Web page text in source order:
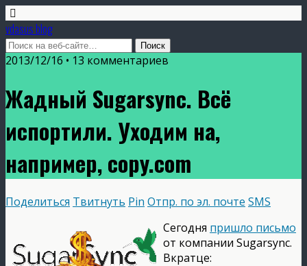
vdasus blog
2013/12/16 • 13 комментариев
Жадный Sugarsync. Всё
испортили. Уходим на,
например, copy.com
Поделиться Твитнуть Pin Отпр. по эл. почте SMS
Сегодня пришло письмо
от компании Sugarsync.
Вкратце: